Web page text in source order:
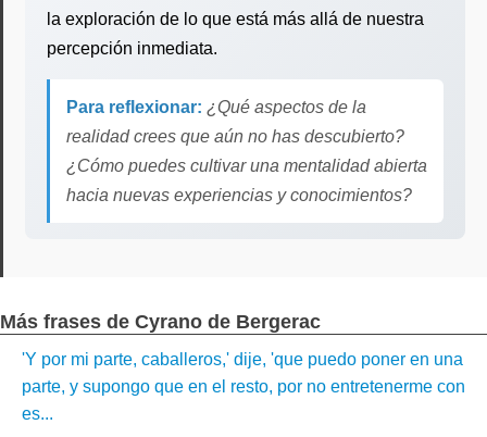
la exploración de lo que está más allá de nuestra
percepción inmediata.
Para reflexionar: ¿Qué aspectos de la
realidad crees que aún no has descubierto?
¿Cómo puedes cultivar una mentalidad abierta
hacia nuevas experiencias y conocimientos?
Más frases de Cyrano de Bergerac
'Y por mi parte, caballeros,' dije, 'que puedo poner en una
parte, y supongo que en el resto, por no entretenerme con
es...